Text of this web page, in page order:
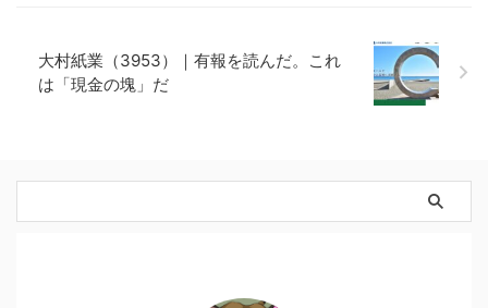
大村紙業（3953）｜有報を読んだ。これ
は「現金の塊」だ